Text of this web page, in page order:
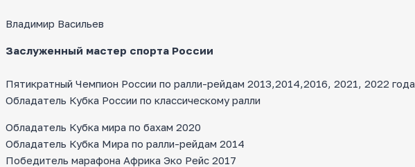
Владимир Васильев
Заслуженный мастер спорта России
Пятикратный Чемпион России по ралли-рейдам 2013,2014,2016, 2021, 2022 года
Обладатель Кубка России по классическому ралли
Обладатель Кубка мира по бахам 2020
Обладатель Кубка Мира по ралли-рейдам 2014
Победитель марафона Африка Эко Рейс 2017